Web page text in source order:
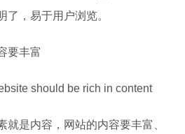
了，易于用户浏览。
要丰富
should be rich in content
就是内容，网站的内容要丰富、